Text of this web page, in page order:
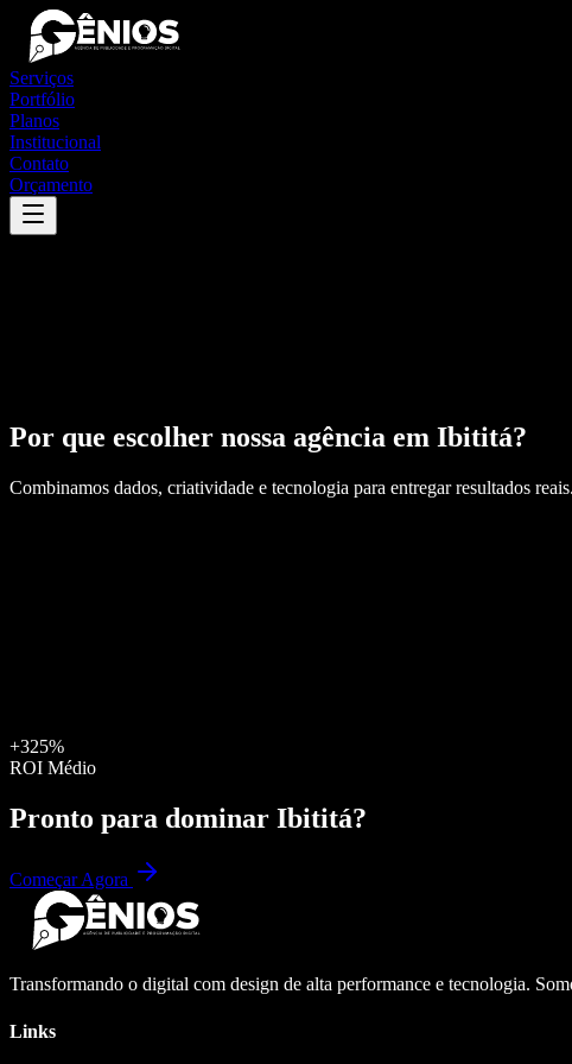
Serviços
Portfólio
Planos
Institucional
Contato
Orçamento
Por que escolher nossa agência em Ibititá?
Combinamos dados, criatividade e tecnologia para entregar resultados reais.
+325%
ROI Médio
Pronto para dominar Ibititá?
Começar Agora
Transformando o digital com design de alta performance e tecnologia.
Links